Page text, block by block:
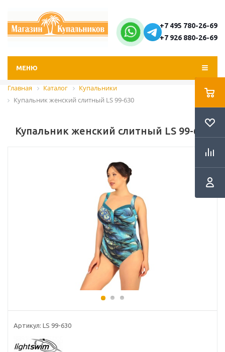
+7 495 780-26-69
+7 926 880-26-69
МЕНЮ
Главная Каталог
Купальники
Купальник женский слитный LS 99-630
Купальник женский слитный LS 99-630
Артикул: LS 99-630